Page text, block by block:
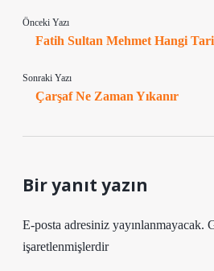
Önceki Yazı
Fatih Sultan Mehmet Hangi
Sonraki Yazı
Çarşaf Ne Zaman Yıkanır
Bir yanıt yazın
E-posta adresiniz yayınlanmayacak.
işaretlenmişlerdir